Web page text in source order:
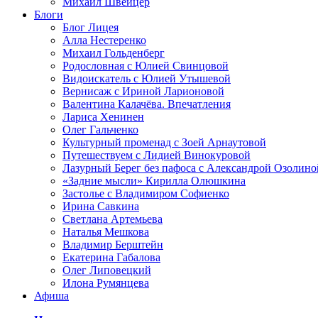
Блоги
Блог Лицея
Алла Нестеренко
Михаил Гольденберг
Родословная с Юлией Свинцовой
Видоискатель с Юлией Утышевой
Вернисаж с Ириной Ларионовой
Валентина Калачёва. Впечатления
Лариса Хенинен
Олег Гальченко
Культурный променад с Зоей Арнаутовой
Путешествуем с Лидией Винокуровой
Лазурный Берег без пафоса с Александрой
«Задние мысли» Кирилла Олюшкина
Застолье с Владимиром Софиенко
Ирина Савкина
Светлана Артемьева
Наталья Мешкова
Владимир Берштейн
Екатерина Габалова
Олег Липовецкий
Илона Румянцева
Афиша